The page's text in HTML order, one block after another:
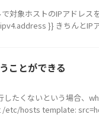
対象ホストのIPアドレス
}} きちんとIP
ことができる
たくないという場合、
/etc/hosts template: